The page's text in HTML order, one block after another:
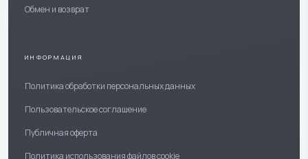
Обмен и возврат
ИНФОРМАЦИЯ
Политика обработки персональных данных
Пользовательское соглашение
Публичная оферта
Политика использования файлов cookie